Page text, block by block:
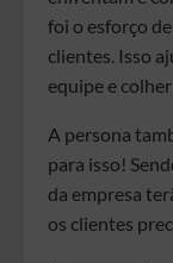
foi o esforço
clientes. Isso
equipe e
A persona
para isso!
da empresa
os clientes